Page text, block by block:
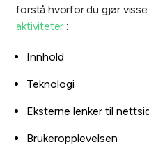
forstå hvorfor du gjør
aktiviteter :
Innhold
Teknologi
Eksterne lenker til
Brukeropplevelsen